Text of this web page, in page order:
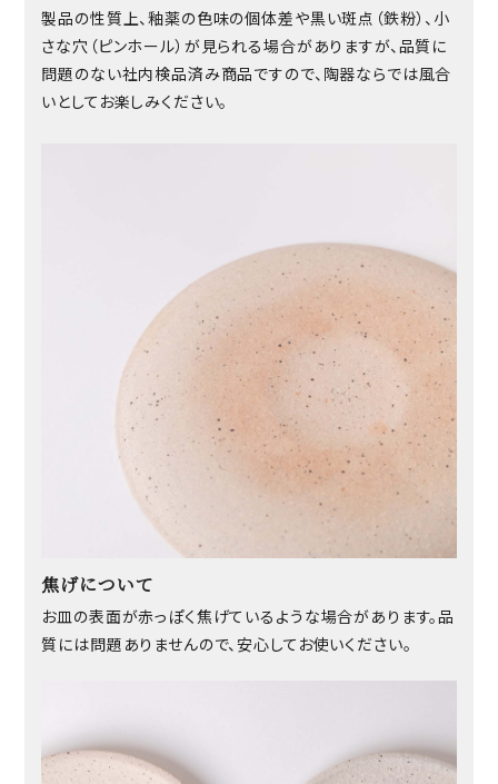
製品の性質上、釉薬の色味の個体差や黒い斑点（鉄粉）、小
さな穴（ピンホール）が見られる場合がありますが、品質に
問題のない社内検品済み商品ですので、陶器ならでは風合
いとしてお楽しみください。
焦げについて
お皿の表面が赤っぽく焦げているような場合があります。品
質には問題ありませんので、安心してお使いください。